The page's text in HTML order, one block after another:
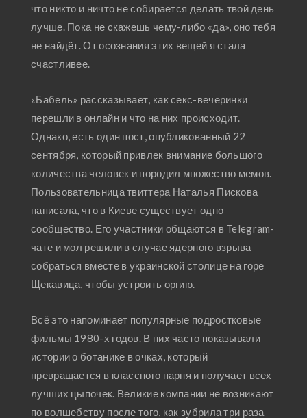
что никто и ничто не собирается делать твой день
лучше. Пока не скажешь чему-либо «да», оно тебя
не найдёт. От осознания этих вещей я стала
счастливее.
«Бабель» рассказывает, как секс-вечеринки
перешли в онлайн и что на них происходит.
Однако, есть один пост, опубликованный 22
сентября, который привлек внимание большого
количества человек и породил множество мемов.
Пользовательница твиттера Наталья Пискова
написала, что в Киеве существует одно
сообщество. Его участники общаются в Telegram-
чате и мол решили в случае ядерного взрыва
собраться вместе в украинской столице на горе
Щекавица, чтобы устроить оргию.
Всё это напоминает популярные подростковые
фильмы 1980-х годов. В них часто показывали
истории о ботанике в очках, который
превращается в классного парня и получает всех
лучших цыпочек. Великие компании не возникают
по волшебству после того, как зубрила три раза